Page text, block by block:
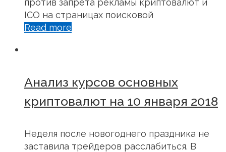
против запрета рекламы криптовалют и
ICO на страницах поисковой
Read more
Анализ курсов основных
криптовалют на 10 января 2018
Неделя после новогоднего праздника не
заставила трейдеров расслабиться. В